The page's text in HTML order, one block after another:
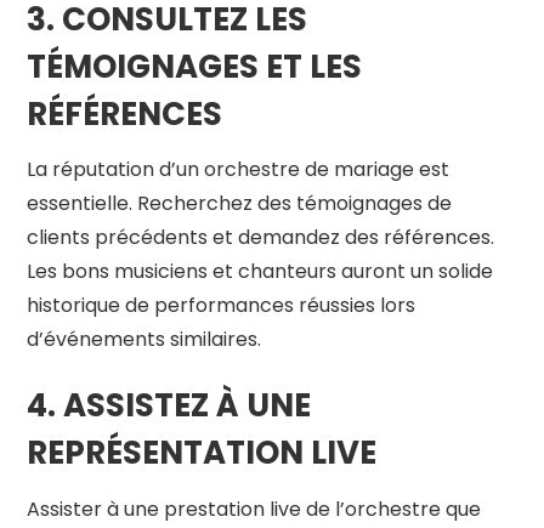
3. CONSULTEZ LES
TÉMOIGNAGES ET LES
RÉFÉRENCES
La réputation d’un orchestre de mariage est
essentielle. Recherchez des témoignages de
clients précédents et demandez des références.
Les bons musiciens et chanteurs auront un solide
historique de performances réussies lors
d’événements similaires.
4. ASSISTEZ À UNE
REPRÉSENTATION LIVE
Assister à une prestation live de l’orchestre que